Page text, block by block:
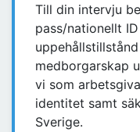
Till din intervju
pass/nationellt
medborgarskap
vi som
identitet samt
Sverige.